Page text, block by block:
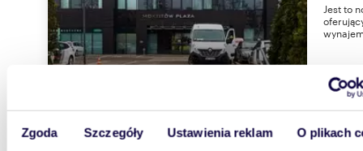
Zgoda Szczegóły Ustawienia reklam O plikach
Jest to